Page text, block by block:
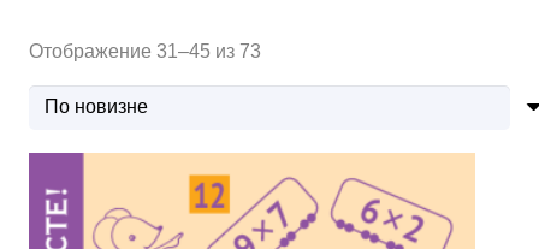
Отображение 31–45 из 73